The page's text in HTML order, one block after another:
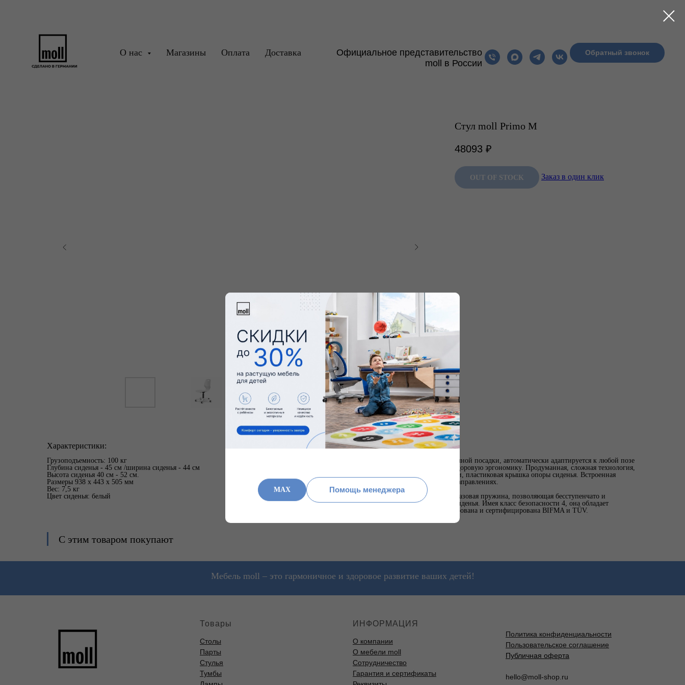
О нас Магазины Оплата Доставка
Официальное представительство
moll в России
Обратный звонок
MAX Помощь менеджера
СТОЛЫ ЛАМПЫ АКСЕССУАРЫ РАСШИРЕНИЯ КОМПЛЕКТЫ MOLL РАСПРОДАЖА
Стул moll Primo M
48093 ₽
OUT OF STOCK Заказ в один клик
Характеристики:
Грузоподъемность: 100 кг
Глубина сиденья - 45 см /ширина сиденья - 44 см
Высота сиденья 40 см - 52 см.
Размеры 938 x 443 x 505 мм
Вес: 7,5 кг
Цвет сиденья: белый
Комплектация:
3D механизм сиденья для динамичной посадки, автоматически адаптируется к любой позе
сидящего и всегда обеспечивает здоровую эргономику. Продуманная, сложная технология,
прочный корпус из листовой стали, пластиковая крышка опоры сиденья. Встроенная
функция качания до 12° во всех направлениях.
Подпружиненная и блокируемая газовая пружина, позволяющая бесступенчато и
комфортно регулировать высоту сиденья. Имея класс безопасности 4, она обладает
высочайшим качеством, протестирована и сертифицирована BIFMA и TÜV.
С этим товаром покупают
Мебель moll – это гармоничное и здоровое развитие ваших детей!
Товары
Столы
Парты
Стулья
Тумбы
ИНФОРМАЦИЯ
О компании
О мебели moll
Сотрудничество
Гарантия и сертификаты
Политика конфиденциальности
Пользовательское соглашение
Публичная оферта
hello@moll-shop.ru